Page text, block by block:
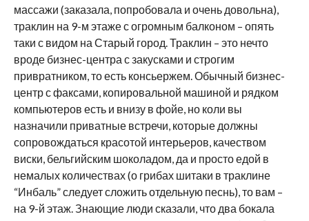
массажи (заказала, попробовала и очень довольна),
траклин на 9-м этаже с огромным балконом – опять
таки с видом на Старый город. Траклин – это нечто
вроде бизнес-центра с закусками и строгим
привратником, то есть консьержем. Обычный бизнес-
центр с факсами, копировальной машиной и рядком
компьютеров есть и внизу в фойе, но коли вы
назначили приватные встречи, которые должны
сопровождаться красотой интерьеров, качеством
виски, бельгийским шоколадом, да и просто едой в
немалых количествах (о грибах шитаки в траклине
“Инбаль” следует сложить отдельную песнь), то вам –
на 9-й этаж. Знающие люди сказали, что два бокала